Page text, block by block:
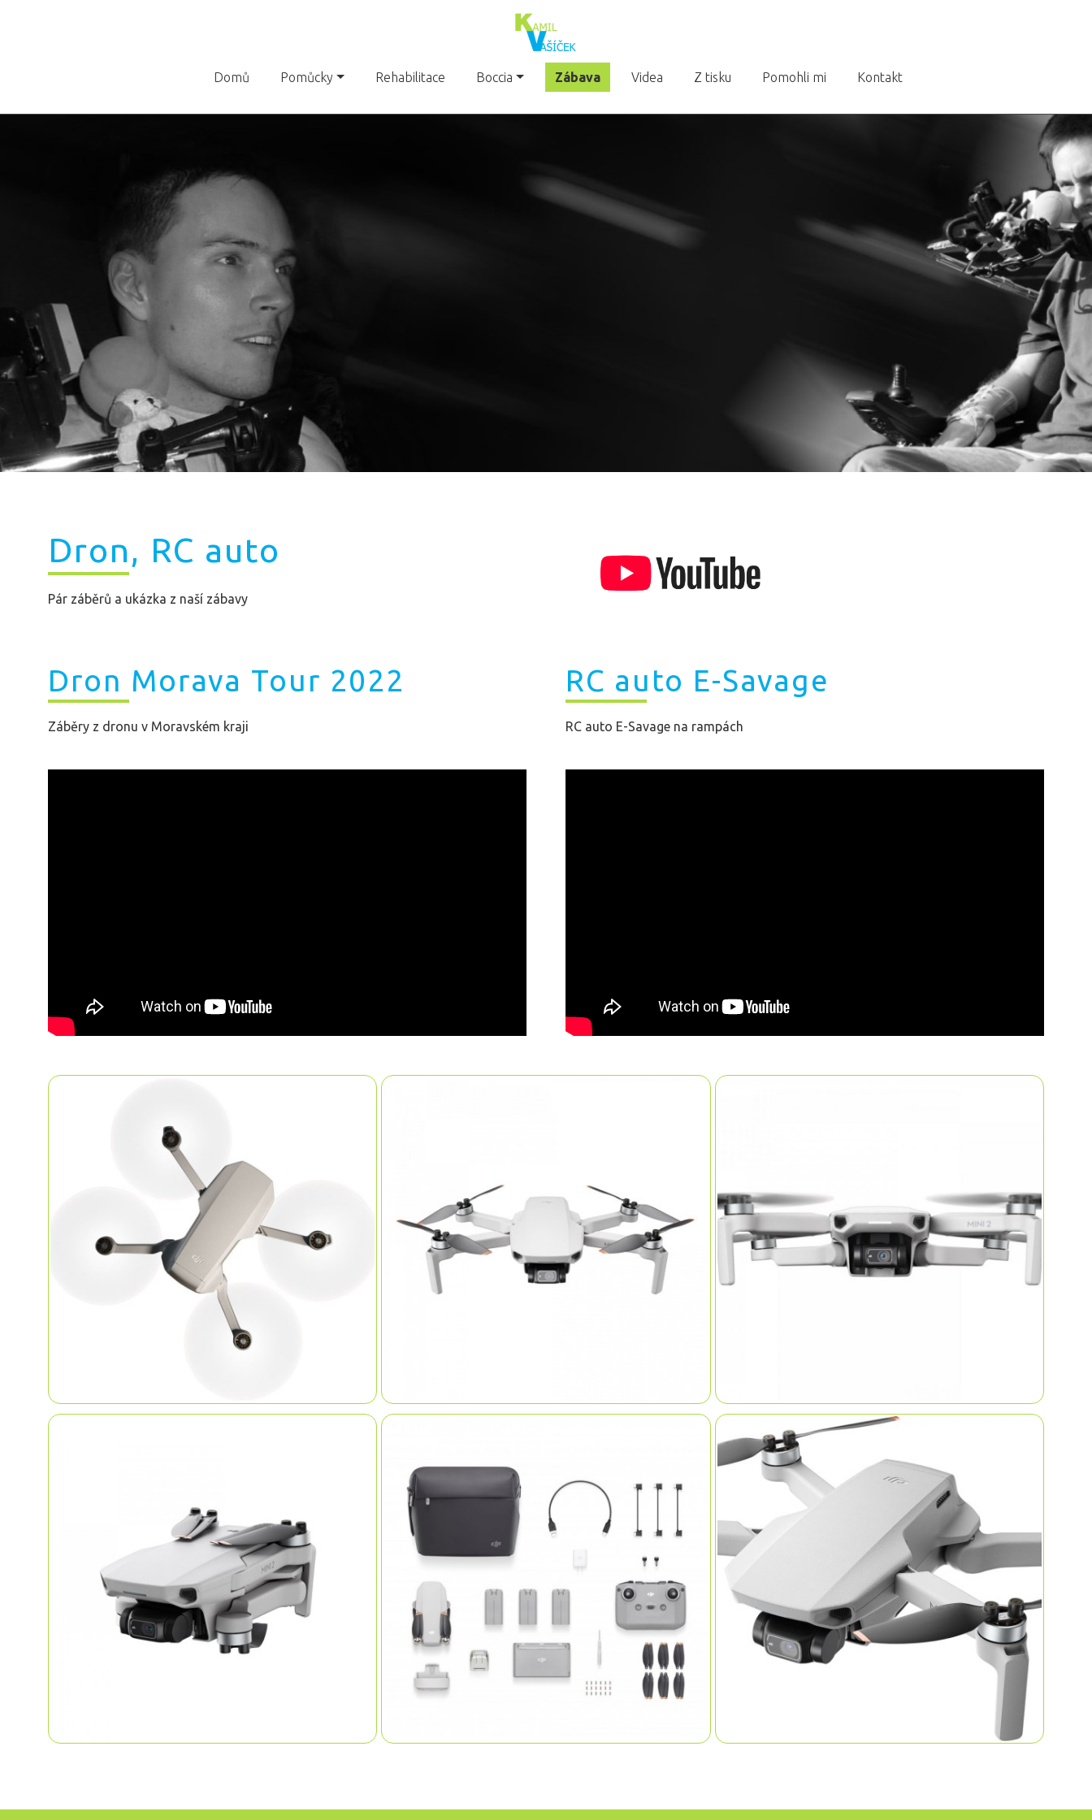
Domů Pomůcky Rehabilitace Boccia Zábava Videa Z tisku Pomohli mi Kontakt
​Dron, RC auto
Pár záběrů a ukázka z naší zábavy
Dron Morava Tour 2022
Záběry z dronu v Moravském kraji
RC auto E-Savage
RC auto E-Savage na rampách